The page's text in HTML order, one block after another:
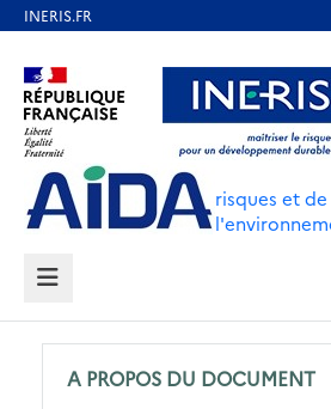
contenu
principal
Aller au contenu Aller au
Aller au pied de page
risques et
MENU
A PROPOS DU DOCUMENT